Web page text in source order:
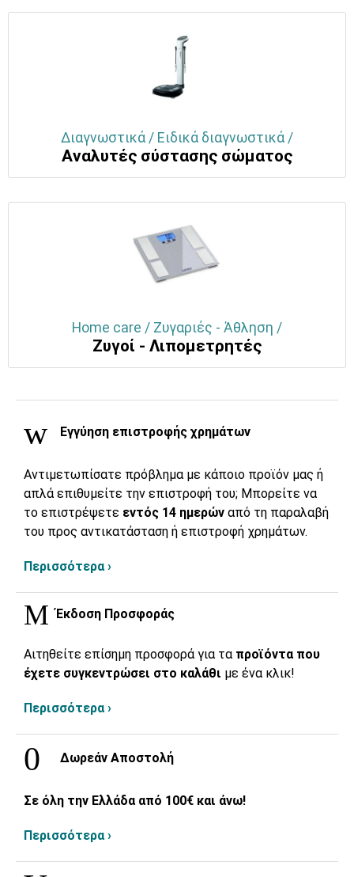
Διαγνωστικά / Ειδικά διαγνωστικά /
Aναλυτές σύστασης σώματος
Home care / Ζυγαριές - Άθληση /
Ζυγοί - Λιπομετρητές
Εγγύηση επιστροφής χρημάτων
Αντιμετωπίσατε πρόβλημα με κάποιο προϊόν μας ή
απλά επιθυμείτε την επιστροφή του; Μπορείτε να
το επιστρέψετε εντός 14 ημερών από τη παραλαβή
του προς αντικατάσταση ή επιστροφή χρημάτων.
Περισσότερα ›
Έκδοση Προσφοράς
Αιτηθείτε επίσημη προσφορά για τα προϊόντα που
έχετε συγκεντρώσει στο καλάθι με ένα κλικ!
Περισσότερα ›
Δωρεάν Αποστολή
Σε όλη την Ελλάδα από 100€ και άνω!
Περισσότερα ›